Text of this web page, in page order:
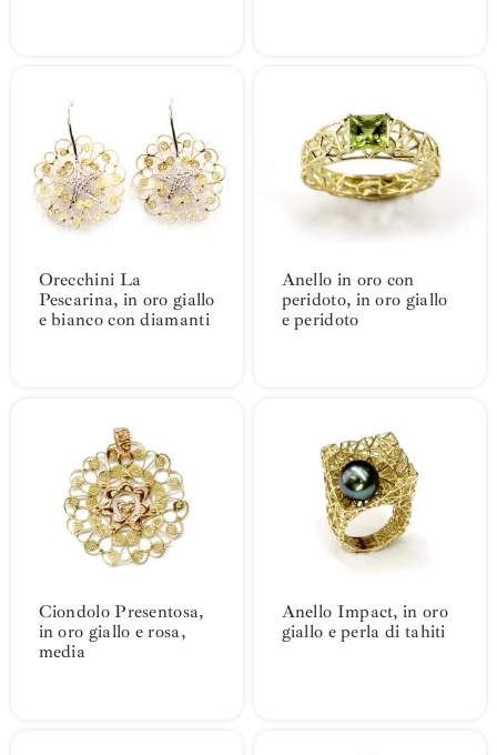
Orecchini La
Pescarina, in oro giallo
e bianco con diamanti
Anello in oro con
peridoto, in oro giallo
e peridoto
Ciondolo Presentosa,
in oro giallo e rosa,
media
Anello Impact, in oro
giallo e perla di tahiti